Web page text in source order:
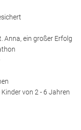
Anna, ein großer Erfolg
von 2 - 6 Jahren